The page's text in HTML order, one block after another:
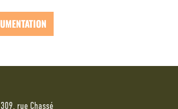
309, rue Chassé